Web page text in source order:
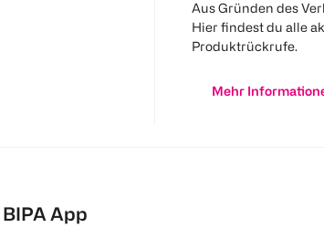
Aus Gründen des
Hier findest du alle
Produktrückrufe.
Mehr
BIPA App